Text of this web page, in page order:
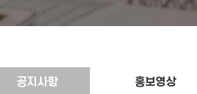
공지사항 홍보영상